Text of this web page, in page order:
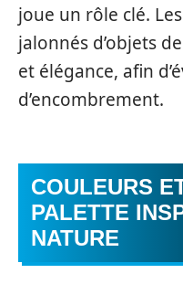
joue un rôle clé.
jalonnés d’objets
et élégance, afin
d’encombrement.
COULEURS
PALETTE
NATURE